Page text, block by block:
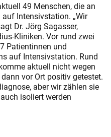
49 Menschen, die an
Intensivstation. „Wir
Dr. Jörg Sagasser,
Kliniken. Vor rund zwei
Patientinnen und
auf Intensivstation. Rund
aktuell nicht wegen
vor Ort positiv getestet.
aber wir zählen sie
isoliert werden